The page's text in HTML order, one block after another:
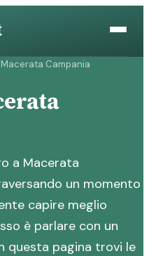
Macerata Campania
a Macerata
un momento
capire meglio
è parlare con un
questa pagina trovi le